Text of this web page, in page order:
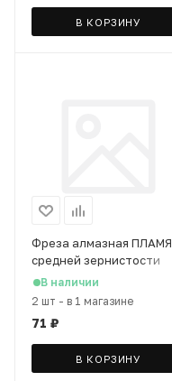
В КОРЗИНУ
Фреза алмазная ПЛАМЯ
средней зернистости
(синяя полоса)
В наличии
2 шт - в 1 магазине
71 ₽
В КОРЗИНУ